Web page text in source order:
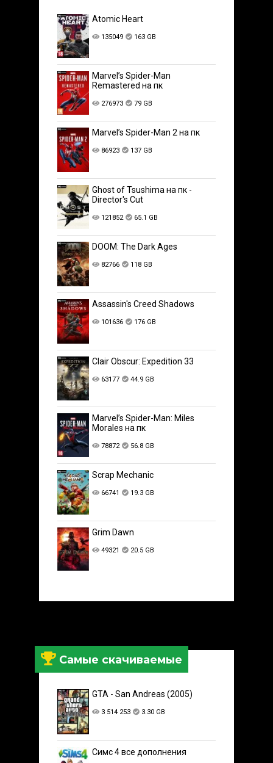
Atomic Heart
135049 163 GB
Marvel’s Spider-Man
Remastered на пк
276973 79 GB
Marvel’s Spider-Man 2 на пк
86923 137 GB
Ghost of Tsushima на пк -
Director's Cut
121852 65.1 GB
DOOM: The Dark Ages
82766 118 GB
Assassin's Creed Shadows
101636 176 GB
Clair Obscur: Expedition 33
63177 44.9 GB
Marvel’s Spider-Man: Miles
Morales на пк
78872 56.8 GB
Scrap Mechanic
66741 19.3 GB
Grim Dawn
49321 20.5 GB
Самые скачиваемые
GTA - San Andreas (2005)
3 514 253 3.30 GB
Симс 4 все дополнения